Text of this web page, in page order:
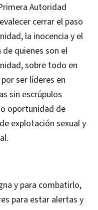
Autoridad
cerrar el paso
la inocencia y el
quienes son el
sobre todo en
ser líderes en
sin escrúpulos
oportunidad de
explotación sexual y
y para combatirlo,
para estar alertas y